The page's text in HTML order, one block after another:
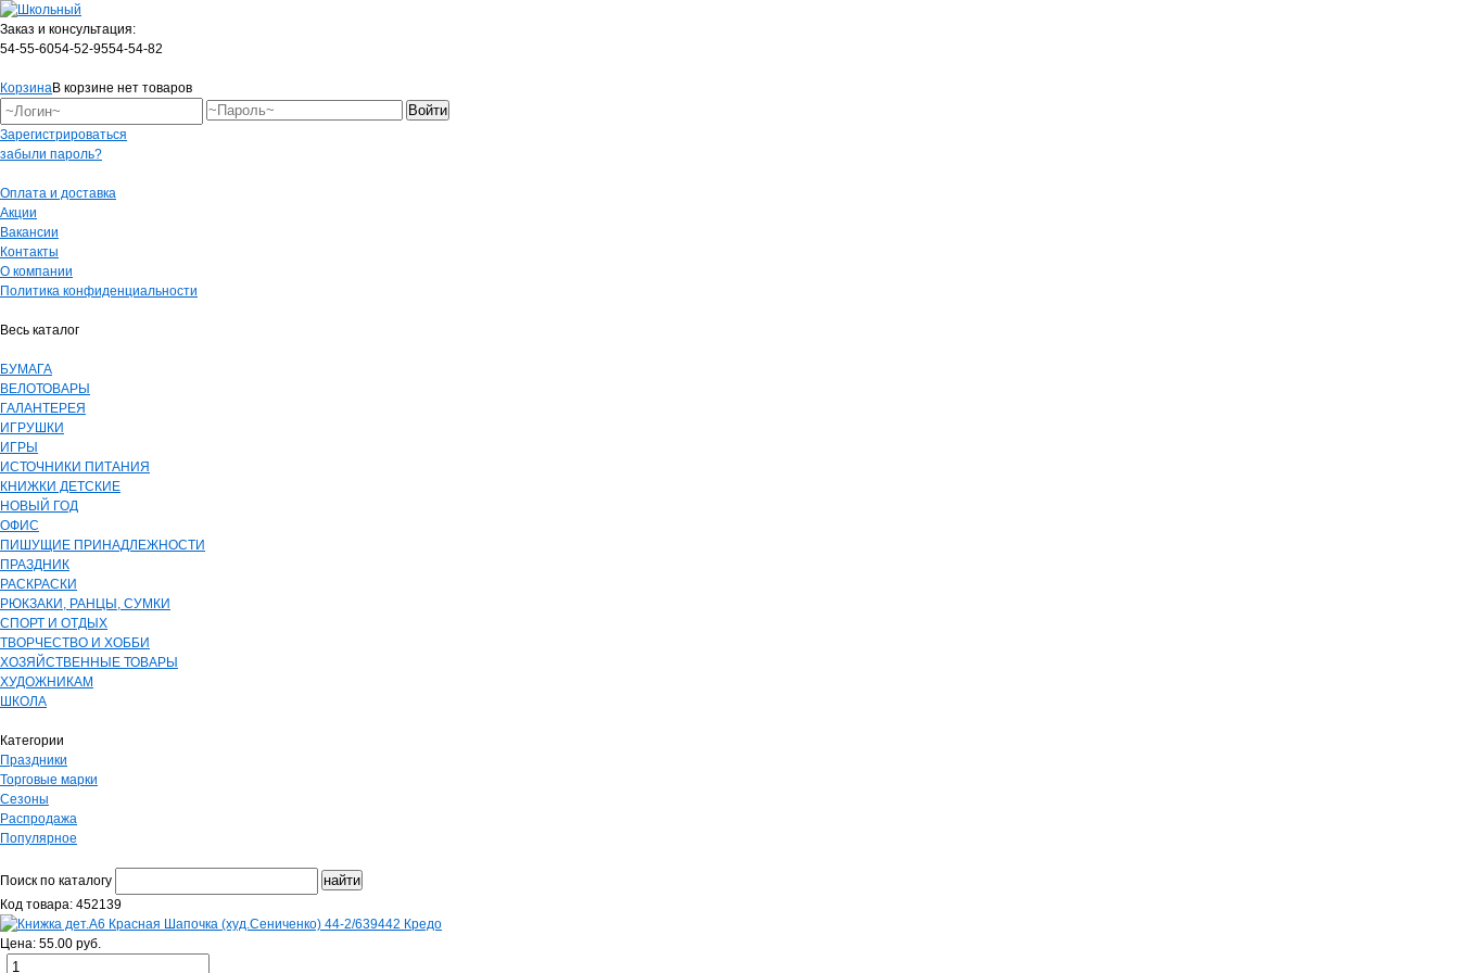
Заказ и консультация:
54-55-6054-52-9554-54-82
КорзинаВ корзине нет товаров
Зарегистрироваться
забыли пароль?
Оплата и доставка
Акции
Вакансии
Контакты
О компании
Политика конфиденциальности
Весь каталог
БУМАГА
ВЕЛОТОВАРЫ
ГАЛАНТЕРЕЯ
ИГРУШКИ
ИГРЫ
ИСТОЧНИКИ ПИТАНИЯ
КНИЖКИ ДЕТСКИЕ
НОВЫЙ ГОД
ОФИС
ПИШУЩИЕ ПРИНАДЛЕЖНОСТИ
ПРАЗДНИК
РАСКРАСКИ
РЮКЗАКИ, РАНЦЫ, СУМКИ
СПОРТ И ОТДЫХ
ТВОРЧЕСТВО И ХОББИ
ХОЗЯЙСТВЕННЫЕ ТОВАРЫ
ХУДОЖНИКАМ
ШКОЛА
Категории
Праздники
Торговые марки
Сезоны
Распродажа
Популярное
Поиск по каталогу
Код товара: 452139
Цена: 55.00 руб.